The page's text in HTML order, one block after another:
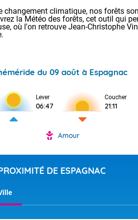
changement climatique, nos forêts
la Météo des forêts, cet outil qui
où l'on retrouve Jean-Christophe
du 09 août à Espagnac
Lever
06:47
Coucher
21:11
Amour
DE ESPAGNAC
Voici les
: 20/27 Paris
Clermont-Fd
Limoges :
Lille : 24/34
Temps
Alpes-